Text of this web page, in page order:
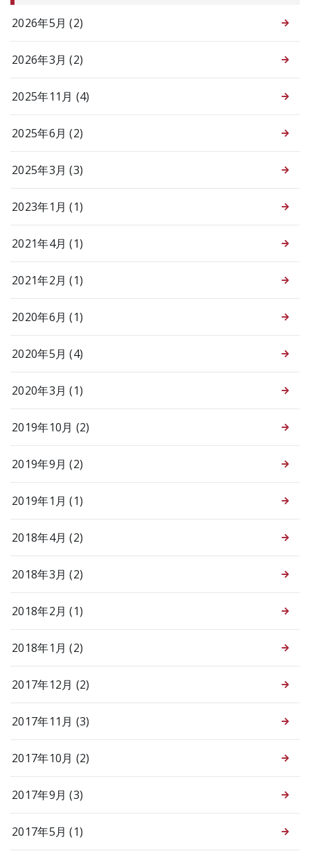
2026年5月 (2)
2026年3月 (2)
2025年11月 (4)
2025年6月 (2)
2025年3月 (3)
2023年1月 (1)
2021年4月 (1)
2021年2月 (1)
2020年6月 (1)
2020年5月 (4)
2020年3月 (1)
2019年10月 (2)
2019年9月 (2)
2019年1月 (1)
2018年4月 (2)
2018年3月 (2)
2018年2月 (1)
2018年1月 (2)
2017年12月 (2)
2017年11月 (3)
2017年10月 (2)
2017年9月 (3)
2017年5月 (1)